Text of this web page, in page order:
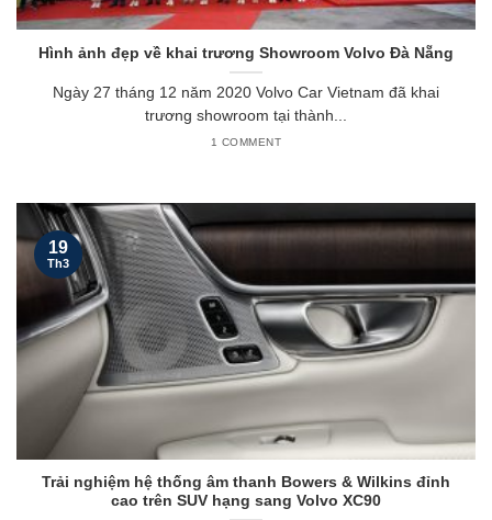
Hình ảnh đẹp về khai trương Showroom Volvo Đà Nẵng
Ngày 27 tháng 12 năm 2020 Volvo Car Vietnam đã khai
trương showroom tại thành...
1 COMMENT
Trải nghiệm hệ thống âm thanh Bowers & Wilkins đỉnh
cao trên SUV hạng sang Volvo XC90
19
Th3